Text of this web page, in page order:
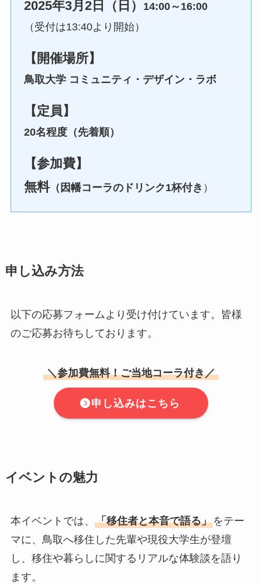
2025年3月2日（日）
14:00～16:00
（受付は13:40より開始）
【開催場所】
鳥取大学 コミュニティ・デザイン・ラボ
【定員】
20名程度（先着順）
【参加費】
無料（因幡コーラのドリンク1杯付き ）
申し込み方法
以下の応募フォームより受け付けています。皆様
のご応募お待ちしております。
＼参加費無料！ご当地コーラ付き／
申し込みはこちら
イベントの魅力
本イベントでは、 「移住者と本音で語る」をテー
マに、鳥取へ移住した先輩や現役大学生が登壇
し、移住や暮らしに関するリアルな体験談を語り
ます。